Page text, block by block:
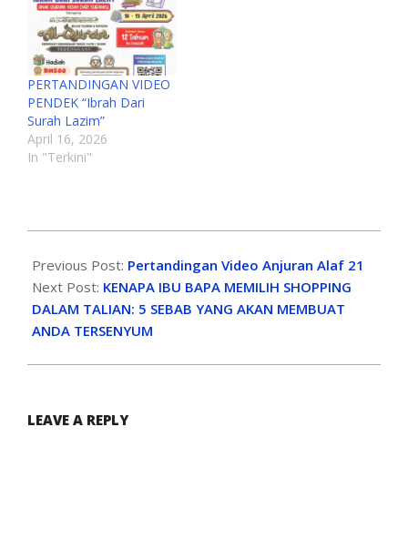
PERTANDINGAN VIDEO
PENDEK “Ibrah Dari
Surah Lazim”
April 16, 2026
In "Terkini"
Previous Post: Pertandingan Video Anjuran Alaf 21
Next Post: KENAPA IBU BAPA MEMILIH SHOPPING
DALAM TALIAN: 5 SEBAB YANG AKAN MEMBUAT
ANDA TERSENYUM
LEAVE A REPLY